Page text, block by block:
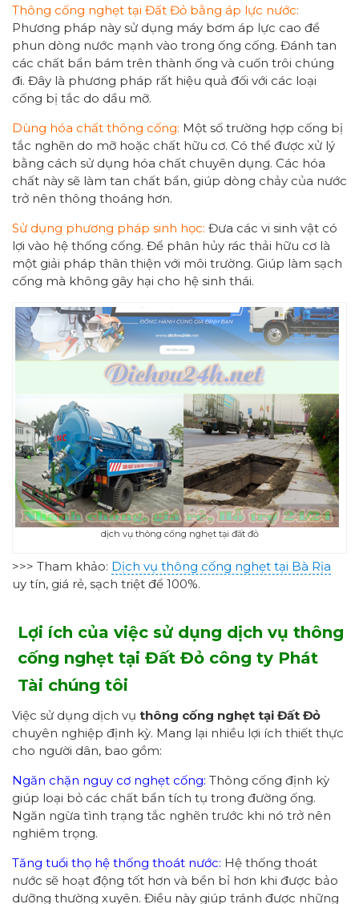
Thông cống nghẹt tại Đất Đỏ bằng áp lực nước:
Phương pháp này sử dụng máy bơm áp lực cao để
phun dòng nước mạnh vào trong ống cống. Đánh tan
các chất bẩn bám trên thành ống và cuốn trôi chúng
đi. Đây là phương pháp rất hiệu quả đối với các loại
cống bị tắc do dầu mỡ.
Dùng hóa chất thông cống: Một số trường hợp cống bị
tắc nghẽn do mỡ hoặc chất hữu cơ. Có thể được xử lý
bằng cách sử dụng hóa chất chuyên dụng. Các hóa
chất này sẽ làm tan chất bẩn, giúp dòng chảy của nước
trở nên thông thoáng hơn.
Sử dụng phương pháp sinh học: Đưa các vi sinh vật có
lợi vào hệ thống cống. Để phân hủy rác thải hữu cơ là
một giải pháp thân thiện với môi trường. Giúp làm sạch
cống mà không gây hại cho hệ sinh thái.
dịch vụ thông cống nghẹt tại đất đỏ
>>> Tham khảo: Dịch vụ thông cống nghẹt tại Bà Rịa
uy tín, giá rẻ, sạch triệt để 100%.
Lợi ích của việc sử dụng dịch vụ thông
cống nghẹt tại Đất Đỏ công ty Phát
Tài chúng tôi
Việc sử dụng dịch vụ thông cống nghẹt tại Đất Đỏ
chuyên nghiệp định kỳ. Mang lại nhiều lợi ích thiết thực
cho người dân, bao gồm:
Ngăn chặn nguy cơ nghẹt cống: Thông cống định kỳ
giúp loại bỏ các chất bẩn tích tụ trong đường ống.
Ngăn ngừa tình trạng tắc nghẽn trước khi nó trở nên
nghiêm trọng.
Tăng tuổi thọ hệ thống thoát nước: Hệ thống thoát
nước sẽ hoạt động tốt hơn và bền bỉ hơn khi được bảo
dưỡng thường xuyên. Điều này giúp tránh được những